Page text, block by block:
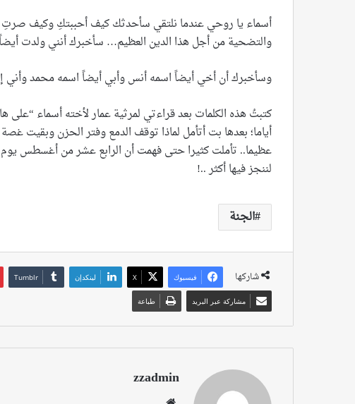
أسماء يا روحي عندما نلتقي سأحدثك كيف أحببتكِ وكيف صرتِ
والتضحية من أجل هذا الدين العظيم… سأخبرك أنني ولدت
وسأخبرك أن أخي أيضاً اسمه أنس وأبي أيضاً اسمه محمد
كتبتُ هذه الكلمات بعد قراءتي لمرثية عمار لأخته أسماء “على
أياما؛ بعدها بت أتأمل لماذا توقف الدمع وفتر الحزن وبقيت
عظيما.. تأملت كثيرا حتى فهمت أن الرابع عشر من أغسطس يوم
لننجز فيها أكثر ..!
الجنة
شاركها فيسبوك ‫X لينكدإن
مشاركة عبر البريد طباعة
zzadmin